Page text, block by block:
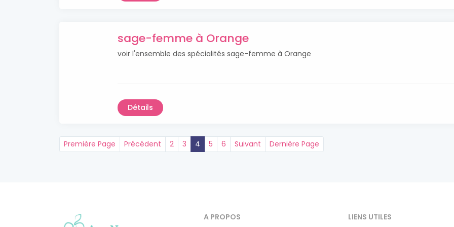
sage-femme à Orange
voir l'ensemble des spécialités sage-femme à Orange
Détails
Première Page Précédent 2 3 4 5 6 Suivant Dernière Page
A PROPOS LIENS UTILES